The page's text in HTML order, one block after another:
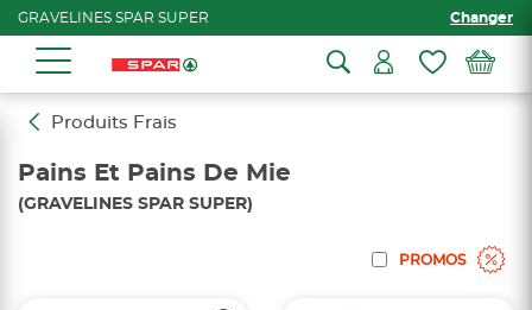
GRAVELINES SPAR SUPER Changer
Produits Frais
Pains Et Pains De Mie
(GRAVELINES SPAR SUPER)
PROMOS